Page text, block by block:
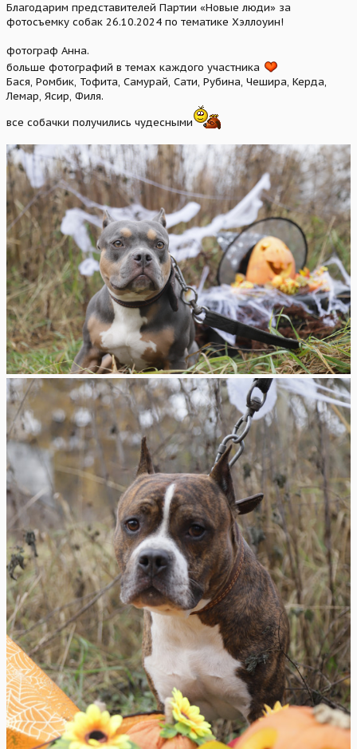
Благодарим представителей Партии «Новые люди» за
фотосъемку собак 26.10.2024 по тематике Хэллоуин!
фотограф Анна.
больше фотографий в темах каждого участника
Бася, Ромбик, Тофита, Самурай, Сати, Рубина, Чешира, Керда,
Лемар, Ясир, Филя.
все собачки получились чудесными